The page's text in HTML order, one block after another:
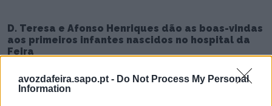
avozdafeira.sapo.pt - Do Not Process My Personal
Information
D. Teresa e Afonso Henriques dão as boas-vindas
aos primeiros infantes nascidos no hospital da
Feira